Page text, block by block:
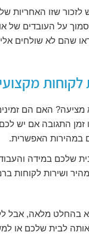
לזכור שזו האחריות
על העובדים של
שהם לא שולחים
לקוחות
האם הם
התגובה אם יש
במהירות האפשרית.
שלכם במידה
ושירות לקוחות
בהחלט מלאה, אבל
לבית שלכם או